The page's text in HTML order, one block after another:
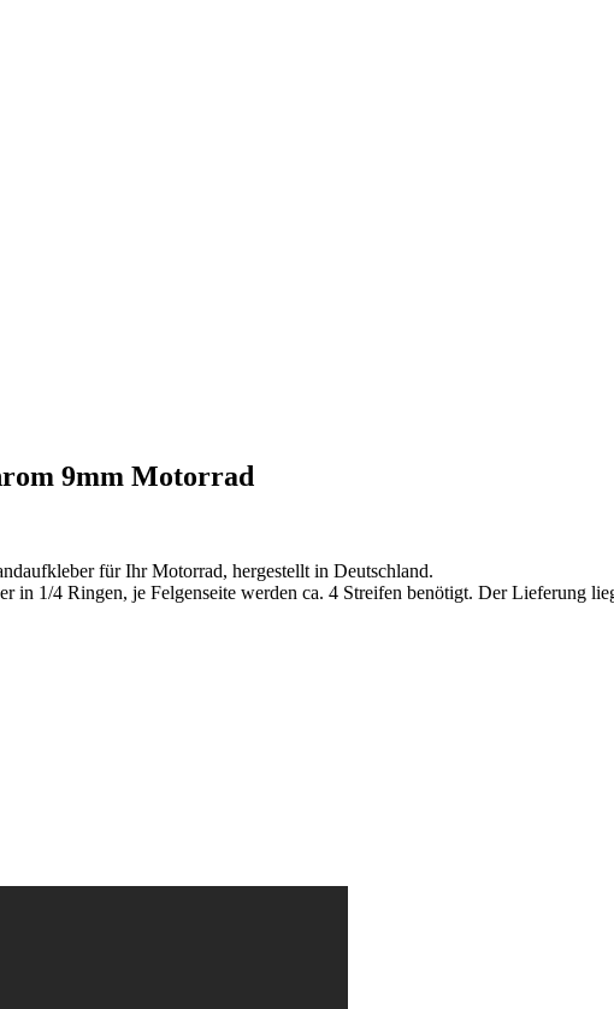
9mm Motorrad
für Ihr Motorrad, hergestellt in Deutschland.
in 1/4 Ringen, je Felgenseite werden ca. 4 Streifen benötigt. Der Lieferung